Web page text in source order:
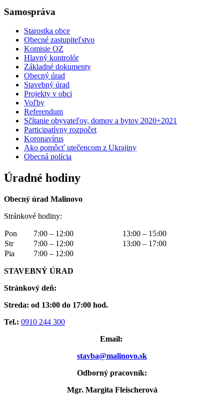
Samospráva
Starostka obce
Obecné zastupiteľstvo
Komisie OZ
Hlavný kontrolór
Základné dokumenty
Obecný úrad
Stavebný úrad
Projekty v obci
Voľby
Referendum
Sčítanie obyvateľov, domov a bytov 2020+2021
Participatívny rozpočet
Koronavírus
Ako pomôcť utečencom z Ukrajiny
Obecná polícia
Úradné hodiny
Obecný úrad Malinovo
Stránkové hodiny:
Pon 7:00 – 12:00
13:00 – 15:00
Str
7:00 – 12:00
13:00 – 17:00
Pia
7:00 – 12:00
STAVEBNÝ ÚRAD
Stránkový deň:
Streda: od 13:00 do 17:00 hod.
Tel.: 0910 244 300
Email:
stavba@malinovo.sk
Odborný pracovník:
Mgr. Margita Fleischerová